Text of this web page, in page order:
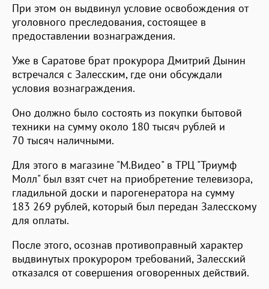
При этом он выдвинул условие освобождения от
уголовного преследования, состоящее в
предоставлении вознаграждения.
Уже в Саратове брат прокурора Дмитрий Дынин
встречался с Залесским, где они обсуждали
условия вознаграждения.
Оно должно было состоять из покупки бытовой
техники на сумму около 180 тысяч рублей и
70 тысяч наличными.
Для этого в магазине "М.Видео" в ТРЦ "Триумф
Молл" был взят счет на приобретение телевизора,
гладильной доски и парогенератора на сумму
183 269 рублей, который был передан Залесскому
для оплаты.
После этого, осознав противоправный характер
выдвинутых прокурором требований, Залесский
отказался от совершения оговоренных действий.